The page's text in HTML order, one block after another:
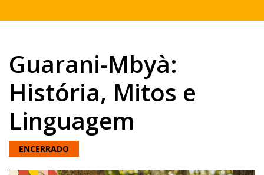
Guarani-Mbyà:
História, Mitos e
Linguagem
ENCERRADO